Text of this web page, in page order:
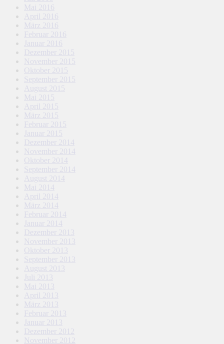
Mai 2016
April 2016
März 2016
Februar 2016
Januar 2016
Dezember 2015
November 2015
Oktober 2015
September 2015
August 2015
Mai 2015
April 2015
März 2015
Februar 2015
Januar 2015
Dezember 2014
November 2014
Oktober 2014
September 2014
August 2014
Mai 2014
April 2014
März 2014
Februar 2014
Januar 2014
Dezember 2013
November 2013
Oktober 2013
September 2013
August 2013
Juli 2013
Mai 2013
April 2013
März 2013
Februar 2013
Januar 2013
Dezember 2012
November 2012